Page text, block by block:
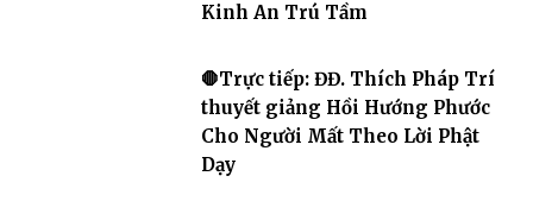
Kinh An Trú Tầm
🛑Trực tiếp: ĐĐ. Thích Pháp Trí
thuyết giảng Hồi Hướng Phước
Cho Người Mất Theo Lời Phật
Dạy